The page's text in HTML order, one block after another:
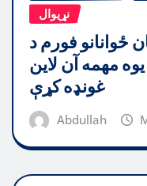
نړیوال
ځوانانو فورم د
مهمه آن لاین
غونډه کړې
Abdullah